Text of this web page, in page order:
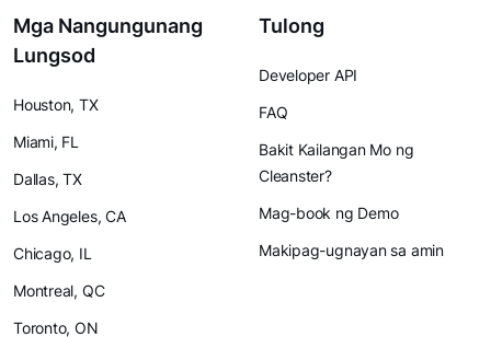
Mga Nangungunang
Lungsod
Houston, TX
Miami, FL
Dallas, TX
Los Angeles, CA
Chicago, IL
Montreal, QC
Toronto, ON
Tulong
Developer API
FAQ
Bakit Kailangan Mo ng
Cleanster?
Mag-book ng Demo
Makipag-ugnayan sa amin